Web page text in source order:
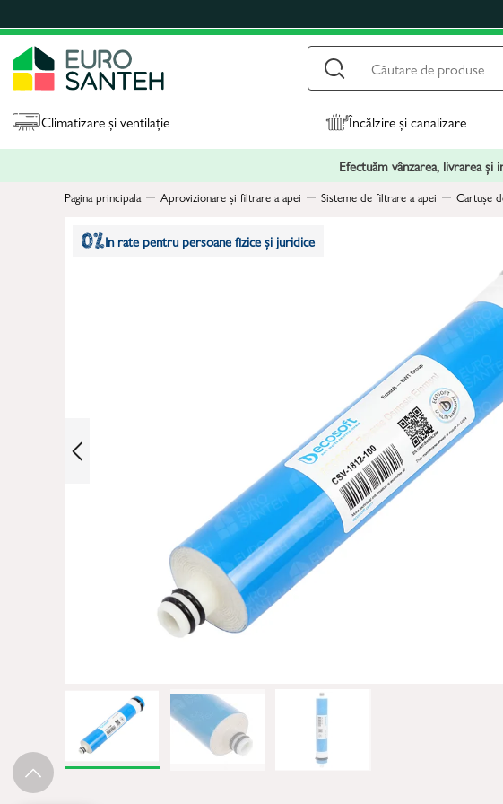
Climatizare și ventilație Încălzire și canalizare
Efectuăm vânzarea, livrarea
Pagina principala Aprovizionare și filtrare a apei Sisteme de filtrare a apei Cartușe
In rate pentru persoane fizice și juridice